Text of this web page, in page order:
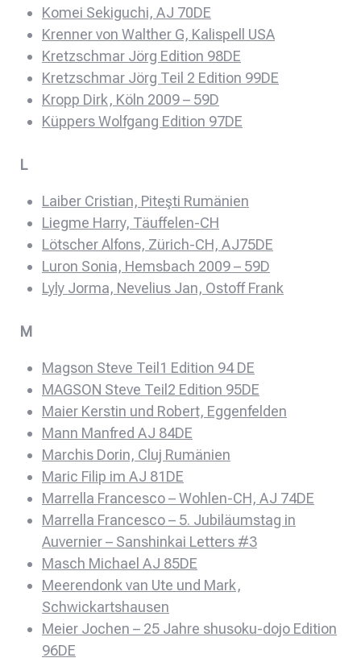
Komei Sekiguchi, AJ 70DE
Krenner von Walther G, Kalispell USA
Kretzschmar Jörg Edition 98DE
Kretzschmar Jörg Teil 2 Edition 99DE
Kropp Dirk, Köln 2009 – 59D
Küppers Wolfgang Edition 97DE
L
Laiber Cristian, Piteşti Rumänien
Liegme Harry, Täuffelen-CH
Lötscher Alfons, Zürich-CH, AJ75DE
Luron Sonia, Hemsbach 2009 – 59D
Lyly Jorma, Nevelius Jan, Ostoff Frank
M
Magson Steve Teil1 Edition 94 DE
MAGSON Steve Teil2 Edition 95DE
Maier Kerstin und Robert, Eggenfelden
Mann Manfred AJ 84DE
Marchis Dorin, Cluj Rumänien
Maric Filip im AJ 81DE
Marrella Francesco – Wohlen-CH, AJ 74DE
Marrella Francesco – 5. Jubiläumstag in
Auvernier – Sanshinkai Letters #3
Masch Michael AJ 85DE
Meerendonk van Ute und Mark,
Schwickartshausen
Meier Jochen – 25 Jahre shusoku-dojo Edition
96DE